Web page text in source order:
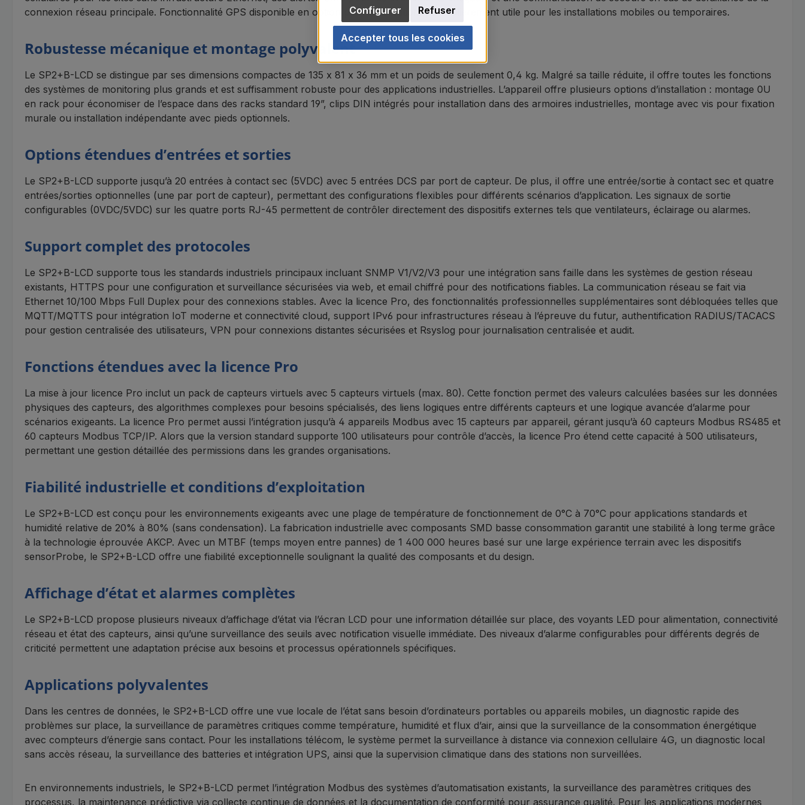
connexion réseau principale. Fonctionnalité GPS disponible en option pour localisation, particulièrement utile pour les installations mobiles ou temporaires.
Robustesse mécanique et montage polyvalent
Le SP2+B-LCD se distingue par ses dimensions compactes de 135 x 81 x 36 mm et un poids de seulement 0,4 kg. Malgré sa taille réduite, il offre toutes les fonctions
des systèmes de monitoring plus grands et est suffisamment robuste pour des applications industrielles. L’appareil offre plusieurs options d’installation : montage 0U
en rack pour économiser de l’espace dans des racks standard 19”, clips DIN intégrés pour installation dans des armoires industrielles, montage avec vis pour fixation
murale ou installation indépendante avec pieds optionnels.
Options étendues d’entrées et sorties
Le SP2+B-LCD supporte jusqu’à 20 entrées à contact sec (5VDC) avec 5 entrées DCS par port de capteur. De plus, il offre une entrée/sortie à contact sec et quatre
entrées/sorties optionnelles (une par port de capteur), permettant des configurations flexibles pour différents scénarios d’application. Les signaux de sortie
configurables (0VDC/5VDC) sur les quatre ports RJ-45 permettent de contrôler directement des dispositifs externes tels que ventilateurs, éclairage ou alarmes.
Support complet des protocoles
Le SP2+B-LCD supporte tous les standards industriels principaux incluant SNMP V1/V2/V3 pour une intégration sans faille dans les systèmes de gestion réseau
existants, HTTPS pour une configuration et surveillance sécurisées via web, et email chiffré pour des notifications fiables. La communication réseau se fait via
Ethernet 10/100 Mbps Full Duplex pour des connexions stables. Avec la licence Pro, des fonctionnalités professionnelles supplémentaires sont débloquées telles que
MQTT/MQTTS pour intégration IoT moderne et connectivité cloud, support IPv6 pour infrastructures réseau à l’épreuve du futur, authentification RADIUS/TACACS
pour gestion centralisée des utilisateurs, VPN pour connexions distantes sécurisées et Rsyslog pour journalisation centralisée et audit.
Fonctions étendues avec la licence Pro
La mise à jour licence Pro inclut un pack de capteurs virtuels avec 5 capteurs virtuels (max. 80). Cette fonction permet des valeurs calculées basées sur les données
physiques des capteurs, des algorithmes complexes pour besoins spécialisés, des liens logiques entre différents capteurs et une logique avancée d’alarme pour
scénarios exigeants. La licence Pro permet aussi l’intégration jusqu’à 4 appareils Modbus avec 15 capteurs par appareil, gérant jusqu’à 60 capteurs Modbus RS485 et
60 capteurs Modbus TCP/IP. Alors que la version standard supporte 100 utilisateurs pour contrôle d’accès, la licence Pro étend cette capacité à 500 utilisateurs,
permettant une gestion détaillée des permissions dans les grandes organisations.
Fiabilité industrielle et conditions d’exploitation
Le SP2+B-LCD est conçu pour les environnements exigeants avec une plage de température de fonctionnement de 0°C à 70°C pour applications standards et
humidité relative de 20% à 80% (sans condensation). La fabrication industrielle avec composants SMD basse consommation garantit une stabilité à long terme grâce
à la technologie éprouvée AKCP. Avec un MTBF (temps moyen entre pannes) de 1 400 000 heures basé sur une large expérience terrain avec les dispositifs
sensorProbe, le SP2+B-LCD offre une fiabilité exceptionnelle soulignant la qualité des composants et du design.
Affichage d’état et alarmes complètes
Le SP2+B-LCD propose plusieurs niveaux d’affichage d’état via l’écran LCD pour une information détaillée sur place, des voyants LED pour alimentation, connectivité
réseau et état des capteurs, ainsi qu’une surveillance des seuils avec notification visuelle immédiate. Des niveaux d’alarme configurables pour différents degrés de
criticité permettent une adaptation précise aux besoins et processus opérationnels spécifiques.
Applications polyvalentes
Dans les centres de données, le SP2+B-LCD offre une vue locale de l’état sans besoin d’ordinateurs portables ou appareils mobiles, un diagnostic rapide des
problèmes sur place, la surveillance de paramètres critiques comme température, humidité et flux d’air, ainsi que la surveillance de la consommation énergétique
avec compteurs d’énergie sans contact. Pour les installations télécom, le système permet la surveillance à distance via connexion cellulaire 4G, un diagnostic local
sans accès réseau, la surveillance des batteries et intégration UPS, ainsi que la supervision climatique dans des stations non surveillées.
En environnements industriels, le SP2+B-LCD permet l’intégration Modbus des systèmes d’automatisation existants, la surveillance des paramètres critiques des
processus, la maintenance prédictive via collecte continue de données et la documentation de conformité pour assurance qualité. Pour les applications modernes
Refuser
Configurer
Accepter tous les cookies